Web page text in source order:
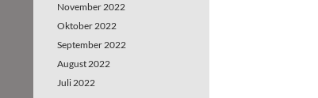
November 2022
Oktober 2022
September 2022
August 2022
Juli 2022